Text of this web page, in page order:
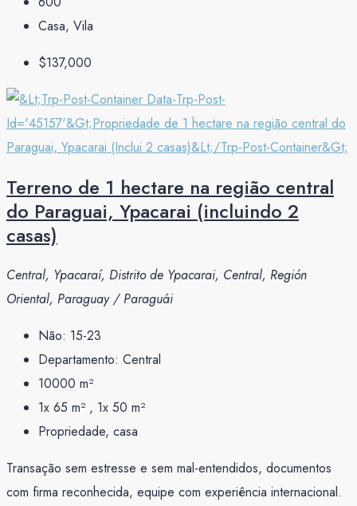
Casa, Vila
$137,000
Terreno de 1 hectare na região central
do Paraguai, Ypacarai (incluindo 2
casas)
Central, Ypacaraí, Distrito de Ypacarai, Central, Región
Oriental, Paraguay / Paraguái
Não: 15-23
Departamento: Central
10000 m²
1x 65 m² , 1x 50 m²
Propriedade, casa
Transação sem estresse e sem mal-entendidos, documentos
com firma reconhecida, equipe com experiência internacional.